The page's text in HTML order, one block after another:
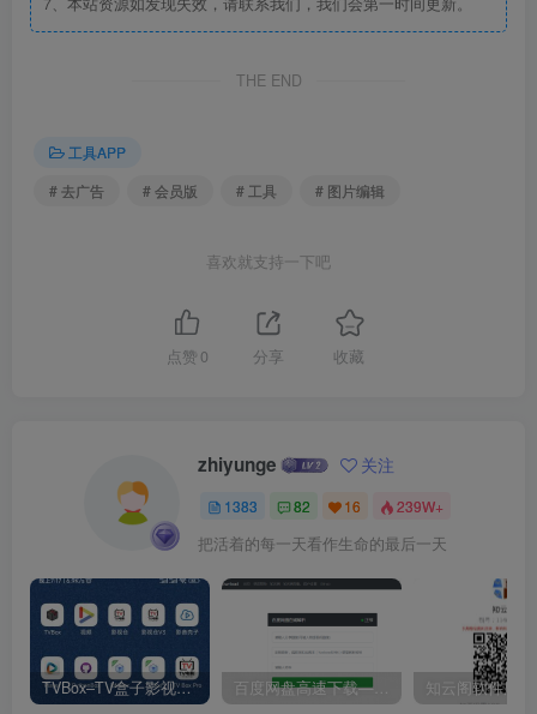
THE END
工具APP
# 去广告
# 会员版 # 工具 # 图片编辑
喜欢就支持一下吧
点赞 0 分享 收藏
zhiyunge 关注
1383 82 16 239W+
把活着的每一天看作生命的最后一天
TVBox–TV盒子影视神器【附视频源和下载地址】【附自带源软件】 百度网盘高速下载——解析站点汇总